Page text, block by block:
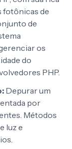
fotônicas de
de
os
do
PHP.
Depurar um
por
Métodos
luz e